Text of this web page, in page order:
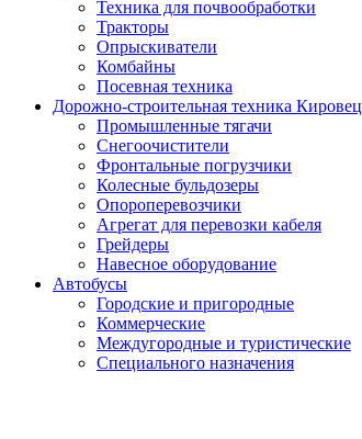
Техника для почвообработки
Тракторы
Опрыскиватели
Комбайны
Посевная техника
Дорожно-строительная техника Кировец
Промышленные тягачи
Снегоочистители
Фронтальные погрузчики
Колесные бульдозеры
Опороперевозчики
Агрегат для перевозки кабеля
Грейдеры
Навесное оборудование
Автобусы
Городские и пригородные
Коммерческие
Междугородные и туристические
Специального назначения